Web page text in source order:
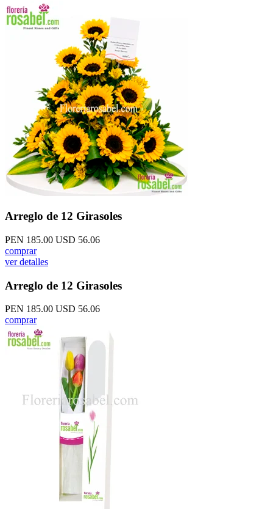
Arreglo de 12 Girasoles
PEN 185.00 USD 56.06
comprar
ver detalles
Arreglo de 12 Girasoles
PEN 185.00 USD 56.06
comprar